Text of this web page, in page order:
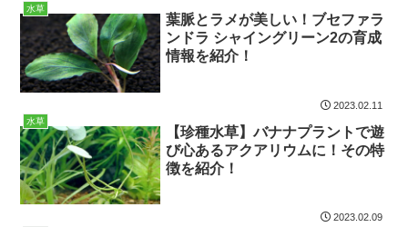
水草
葉脈とラメが美しい！ブセファラ
ンドラ シャイングリーン2の育成
情報を紹介！
2023.02.11
水草
【珍種水草】バナナプラントで遊
び心あるアクアリウムに！その特
徴を紹介！
2023.02.09